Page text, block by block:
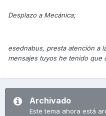
Desplazo a Mecánica;
esednabus, presta atención a
mensajes tuyos he tenido que
Archivado
Este tema ahora está